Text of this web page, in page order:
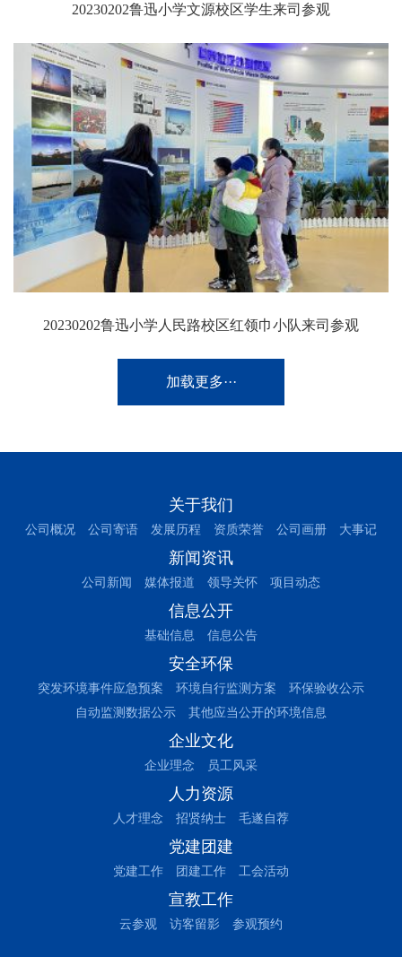
20230202鲁迅小学文源校区学生来司参观
20230202鲁迅小学人民路校区红领巾小队来司参观
加载更多···
关于我们
公司概况 公司寄语 发展历程 资质荣誉 公司画册 大事记
新闻资讯
公司新闻 媒体报道 领导关怀 项目动态
信息公开
基础信息 信息公告
安全环保
突发环境事件应急预案 环境自行监测方案
环保验收公示
自动监测数据公示
其他应当公开的环境信息
企业文化
企业理念 员工风采
人力资源
人才理念 招贤纳士 毛遂自荐
党建团建
党建工作 团建工作 工会活动
宣教工作
云参观 访客留影 参观预约